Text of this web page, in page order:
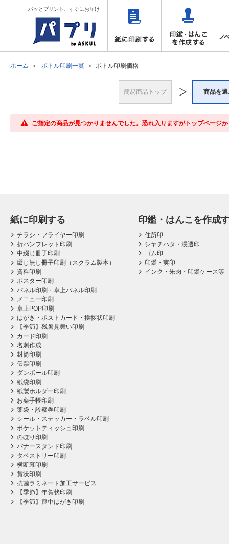
パッとプリント、すぐにお届け
ホーム ボトル印刷一覧 ボトル印刷価格
簡易商品トップ 商品を
ご指定の商品が見つかりませんでした。恐れ入りますがトップページ
紙に印刷する
チラシ・フライヤー印刷
折パンフレット印刷
中綴じ冊子印刷
綴じ無し冊子印刷（スクラム製本）
資料印刷
ポスター印刷
パネル印刷・卓上パネル印刷
メニュー印刷
卓上POP印刷
はがき・ポストカード・挨拶状印刷
【季節】残暑見舞い印刷
カード印刷
名刺作成
封筒印刷
伝票印刷
ダンボール印刷
紙袋印刷
紙製ホルダー印刷
お薬手帳印刷
薬袋・診察券印刷
シール・ステッカー・ラベル印刷
ポケットティッシュ印刷
のぼり印刷
バナースタンド印刷
タペストリー印刷
横断幕印刷
賞状印刷
抗菌ラミネート加工サービス
【季節】年賀状印刷
【季節】喪中はがき印刷
印鑑・はんこを作成
住所印
シヤチハタ・浸透印
ゴム印
印鑑・実印
インク・朱肉・印鑑ケース等